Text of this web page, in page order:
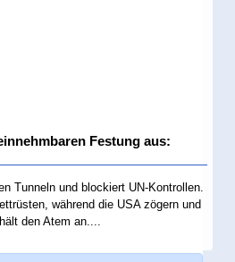
Festung aus:
Tunneln und blockiert UN-Kontrollen.
während die USA zögern und
den Atem an....